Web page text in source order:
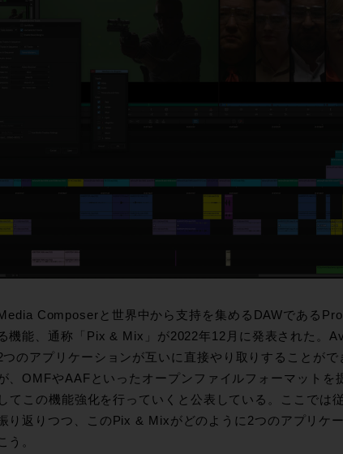
Composerと世界中から支持を集めるDAWである
機能、通称「Pix & Mix」が2022年12月に発表された。
のアプリケーションが互いに直接やり取りすることがで
、OMFやAAFといったオープンファイルフォーマットを
てこの機能強化を行っていくと公表している。ここでは
り返りつつ、このPix & Mixがどのように2つのアプリケ
う。